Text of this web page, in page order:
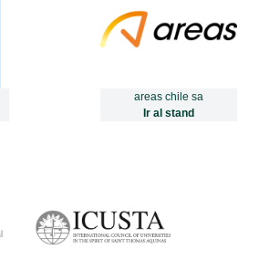
areas chile sa
Ir al stand